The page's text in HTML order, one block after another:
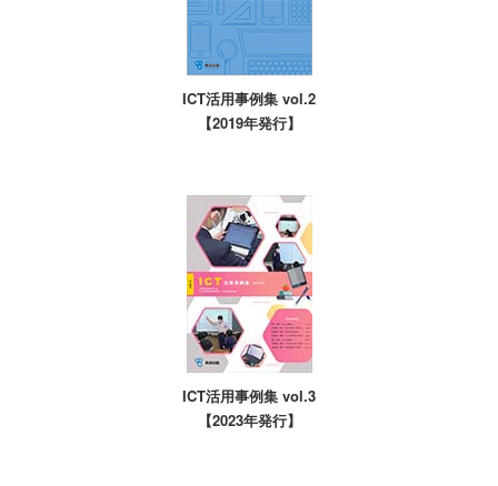
ICT活用事例集 vol.2
【2019年発行】
ICT活用事例集 vol.3
【2023年発行】